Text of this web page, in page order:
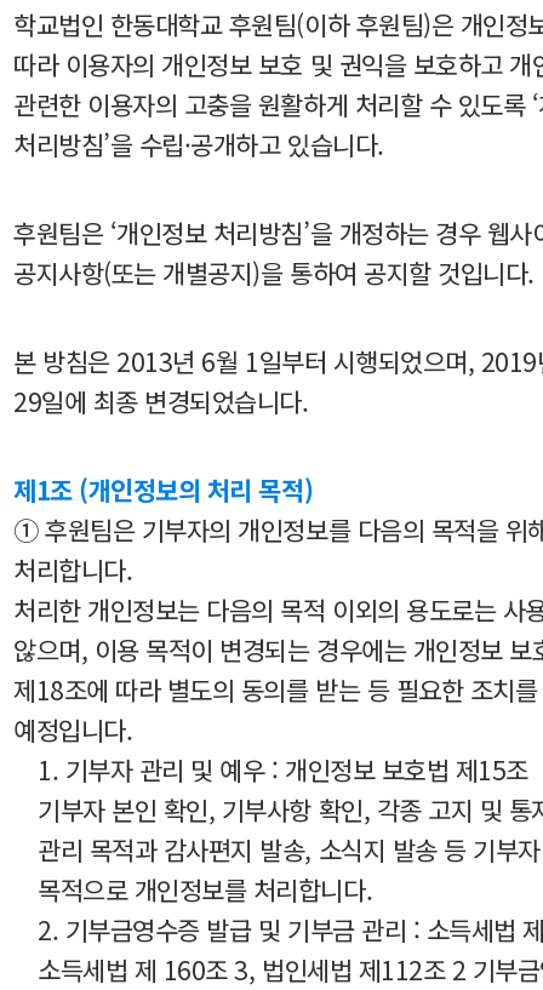
학교법인 한동대학교 후원팀(이하 후원팀)은 개인정
따라 이용자의 개인정보 보호 및 권익을 보호하고 개
관련한 이용자의 고충을 원활하게 처리할 수 있도록
처리방침’을 수립·공개하고 있습니다.
후원팀은 ‘개인정보 처리방침’을 개정하는 경우 웹사
공지사항(또는 개별공지)을 통하여 공지할 것입니다.
본 방침은 2013년 6월 1일부터 시행되었으며,
29일에 최종 변경되었습니다.
제1조 (개인정보의 처리 목적)
① 후원팀은 기부자의 개인정보를 다음의 목적을 위
처리합니다.
처리한 개인정보는 다음의 목적 이외의 용도로는 사
않으며, 이용 목적이 변경되는 경우에는 개인정보 보
제18조에 따라 별도의 동의를 받는 등 필요한 조치
예정입니다.
1. 기부자 관리 및 예우 : 개인정보 보호법 제15조
기부자 본인 확인, 기부사항 확인, 각종 고지 및 통
관리 목적과 감사편지 발송, 소식지 발송 등 기부
목적으로 개인정보를 처리합니다.
2. 기부금영수증 발급 및 기부금 관리 : 소득세법
소득세법 제 160조 3, 법인세법 제112조 2 기부